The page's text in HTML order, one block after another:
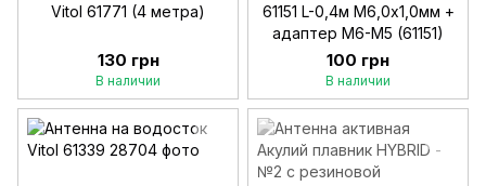
Vitol 61771 (4 метра)
130 грн
В наличии
61151 L-0,4м М6,0х1,0мм +
адаптер M6-M5 (61151)
100 грн
В наличии